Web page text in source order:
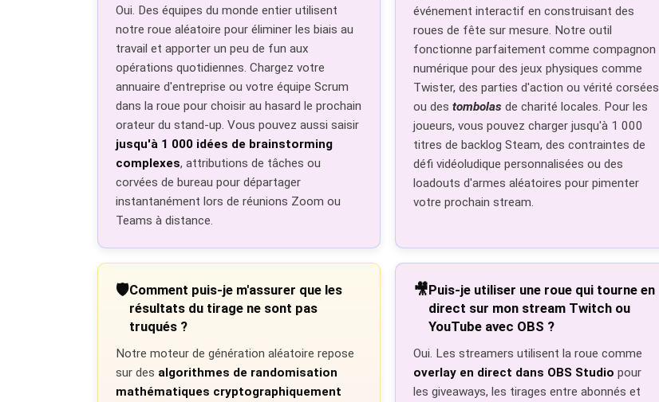
Oui. Des équipes du monde entier utilisent
notre roue aléatoire pour éliminer les biais au
travail et apporter un peu de fun aux
opérations quotidiennes. Chargez votre
annuaire d'entreprise ou votre équipe Scrum
dans la roue pour choisir au hasard le prochain
orateur du stand-up. Vous pouvez aussi saisir
jusqu'à 1 000 idées de brainstorming
complexes, attributions de tâches ou
corvées de bureau pour départager
instantanément lors de réunions Zoom ou
Teams à distance.
événement interactif en construisant des
roues de fête sur mesure. Notre outil
fonctionne parfaitement comme compagnon
numérique pour des jeux physiques comme
Twister, des parties d'action ou vérité corsées
ou des tombolas de charité locales. Pour les
joueurs, vous pouvez charger jusqu'à 1 000
titres de backlog Steam, des contraintes de
défi vidéoludique personnalisées ou des
loadouts d'armes aléatoires pour pimenter
votre prochain stream.
🛡️Comment puis-je m'assurer que les
résultats du tirage ne sont pas
truqués ?
Notre moteur de génération aléatoire repose
sur des algorithmes de randomisation
mathématiques cryptographiquement
🎥Puis-je utiliser une roue qui tourne en
direct sur mon stream Twitch ou
YouTube avec OBS ?
Oui. Les streamers utilisent la roue comme
overlay en direct dans OBS Studio pour
les giveaways, les tirages entre abonnés et